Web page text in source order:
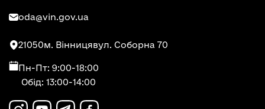
oda@vin.gov.ua
21050м. Вінницявул. Соборна 70
Пн-Пт: 9:00-18:00
Обід: 13:00-14:00